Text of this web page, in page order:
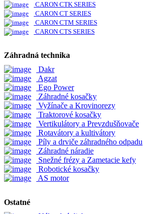
CARON CTK SERIES
CARON CT SERIES
CARON CTM SERIES
CARON CTS SERIES
Záhradná technika
Dakr
Agzat
Ego Power
Záhradné kosačky
Vyžínače a Krovinorezy
Traktorové kosačky
Vertikulátory a Prevzdušňovače
Rotavátory a kultivátory
Píly a drviče záhradného odpadu
Záhradné náradie
Snežné frézy a Zametacie kefy
Robotické kosačky
AS motor
Ostatné